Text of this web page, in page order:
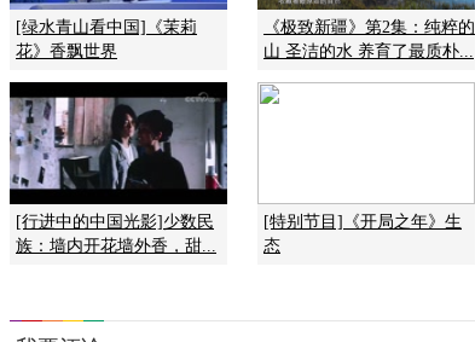
[绿水青山看中国]《茉莉
花》香飘世界
《极致新疆》第2集：纯粹的
山 圣洁的水 养育了最质朴...
[行进中的中国光影]少数民
族：墙内开花墙外香，甜...
[特别节目]《开局之年》生
态